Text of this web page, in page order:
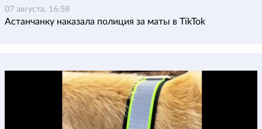
07 августа, 16:58
Астанчанку наказала полиция за маты в TikTok